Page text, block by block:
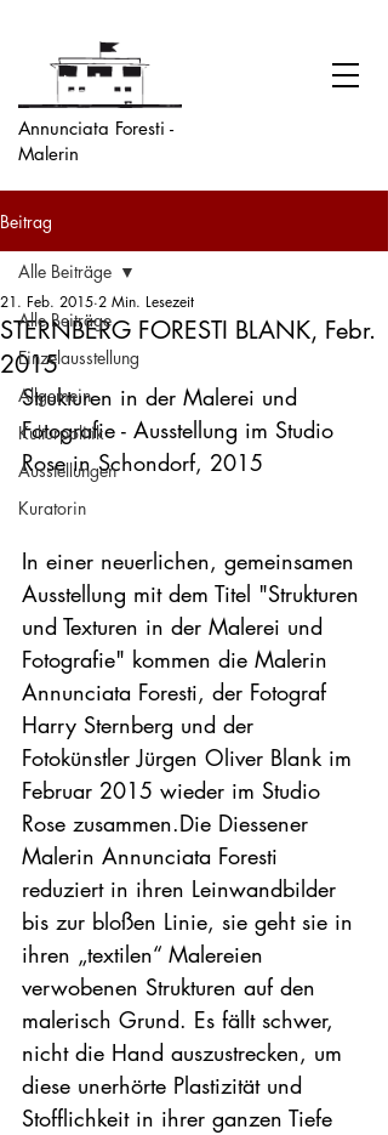
Annunciata Foresti -
Malerin
Beitrag
Alle Beiträge
Einzelausstellung
Allgemein
Kulturpolitik
Ausstellungen
Kuratorin
Alle Beiträge
STERNBERG FORESTI BLANK, Febr.
2015
21. Feb. 2015 2 Min. Lesezeit
Strukturen in der Malerei und
Fotografie - Ausstellung im Studio
Rose in Schondorf, 2015
In einer neuerlichen, gemeinsamen
Ausstellung mit dem Titel "Strukturen
und Texturen in der Malerei und
Fotografie" kommen die Malerin
Annunciata Foresti, der Fotograf
Harry Sternberg und der
Fotokünstler Jürgen Oliver Blank im
Februar 2015 wieder im Studio
Rose zusammen.Die Diessener
Malerin Annunciata Foresti
reduziert in ihren Leinwandbilder
bis zur bloßen Linie, sie geht sie in
ihren „textilen“ Malereien
verwobenen Strukturen auf den
malerisch Grund. Es fällt schwer,
nicht die Hand auszustrecken, um
diese unerhörte Plastizität und
Stofflichkeit in ihrer ganzen Tiefe